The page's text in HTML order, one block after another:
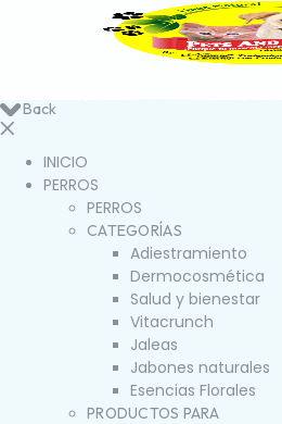
Back
INICIO
PERROS
PERROS
CATEGORÍAS
Adiestramiento
Dermocosmética
Salud y bienestar
Vitacrunch
Jaleas
Jabones naturales
Esencias Florales
PRODUCTOS PARA